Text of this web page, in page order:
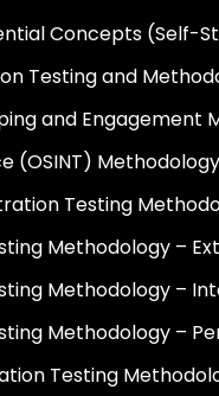
Concepts (Self-
Testing and
and Engagement
(OSINT) Methodology
Testing
Methodology –
Methodology –
Methodology –
Testing